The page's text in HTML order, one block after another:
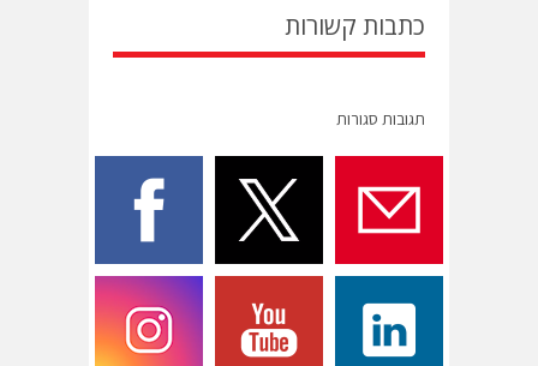
כתבות קשורות
תגובות סגורות